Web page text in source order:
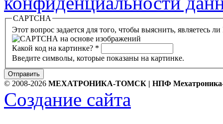
CAPTCHA
Этот вопрос задается для того, чтобы выяснить, являетесь
Какой код на картинке? *
Введите символы, которые показаны на картинке.
Отправить
© 2008-2026 МЕХАТРОНИКА-ТОМСК | НПФ
Создание сайта